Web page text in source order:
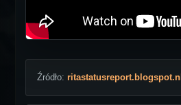
Źródło: ritastatusreport.blogspot.nl